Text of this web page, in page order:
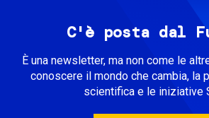
C'è posta dal
È una newsletter, ma non come le
conoscere il mondo che cambia, la
scientifica e le iniziative